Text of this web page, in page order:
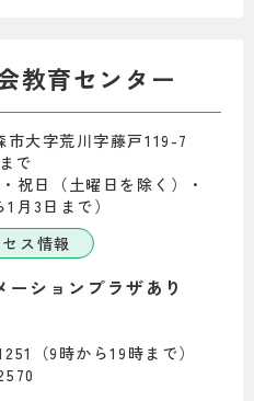
教育センター
大字荒川字藤戸119-7
で
祝日（土曜日を除く）・
月3日まで）
ス情報
ションプラザあり
（9時から19時まで）